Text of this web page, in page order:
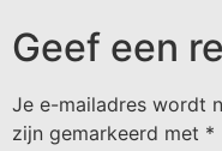
Geef een
Je e-mailadres wordt
zijn gemarkeerd met *